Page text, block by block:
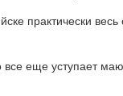
практически
все еще уступает